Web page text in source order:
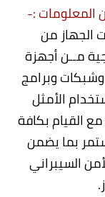
المعلومات :-
الجهاز من
مــن أجهزة
وبرامج
الأمثل
القيام بكافة
بما يضمن
السيبراني